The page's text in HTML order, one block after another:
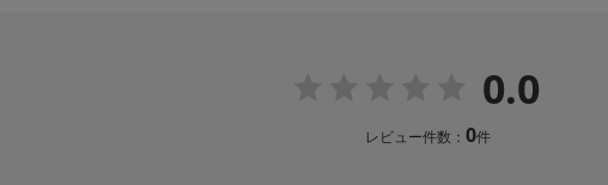
0.0
レビュー件数： 0件